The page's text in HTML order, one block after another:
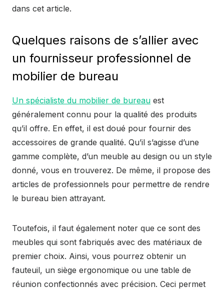
dans cet article.
Quelques raisons de s’allier avec
un fournisseur professionnel de
mobilier de bureau
Un spécialiste du mobilier de bureau est
généralement connu pour la qualité des produits
qu’il offre. En effet, il est doué pour fournir des
accessoires de grande qualité. Qu’il s’agisse d’une
gamme complète, d’un meuble au design ou un style
donné, vous en trouverez. De même, il propose des
articles de professionnels pour permettre de rendre
le bureau bien attrayant.
Toutefois, il faut également noter que ce sont des
meubles qui sont fabriqués avec des matériaux de
premier choix. Ainsi, vous pourrez obtenir un
fauteuil, un siège ergonomique ou une table de
réunion confectionnés avec précision. Ceci permet